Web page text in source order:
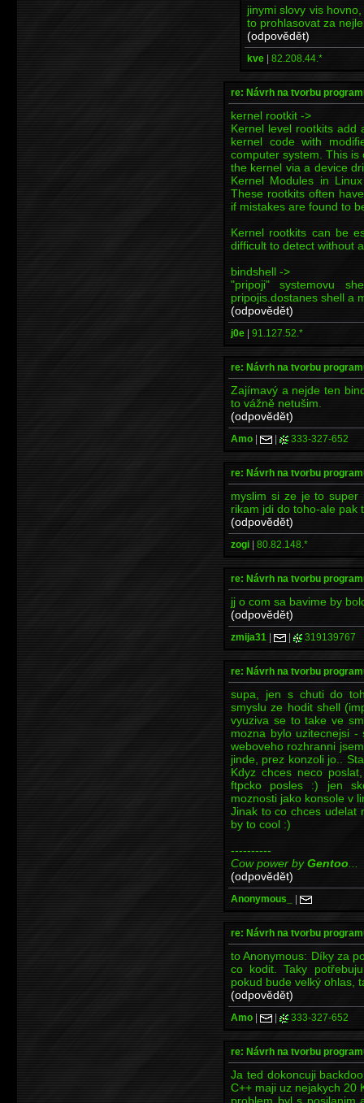
jinymi slovy vis
to prohlasovat za
(odpovědět)
kve | 82.208.44.*
re: Návrh na tvorbu
kernel rootkit ->
Kernel level rootkits add
kernel code with
computer system. This
the kernel via a device
Kernel Modules in
These rootkits often
if mistakes are found to
Kernel rootkits can be
difficult to detect without
bindshell ->
"pripoji" systemovu
pripojis.dostanes shell a
(odpovědět)
j0e | 91.127.52.*
re: Návrh na tvorbu
Zajímavý a nejde ten
to vážně netušim.
(odpovědět)
Amo | | 333-327-652
re: Návrh na tvorbu
myslim si ze je to super
rikam jdi do toho-ale pak
(odpovědět)
zogi | 80.82.148.*
re: Návrh na tvorbu
jj o com sa bavime by
(odpovědět)
zmija31 | | 319139767
re: Návrh na tvorbu
supa, jen s chuti do
smyslu ze hodit shell
vyuziva se to take ve
mozna bylo uzitecnejsi
weboveho rozhranni
jinde, prez konzoli jo..
Kdyz chces neco
ftpcko posles :) jen
moznosti jako konsole v
Jinak to co chces udelat
by to cool :)
----------
Cow power byGentoo
(odpovědět)
Anonymous_ |
re: Návrh na tvorbu
to Anonymous: Díky za
co kodit. Taky
pokud bude velký ohlas,
(odpovědět)
Amo | | 333-327-652
re: Návrh na tvorbu
Ja ted dokoncuji
C++ maji uz nejakych 20
problem byl s posilanim